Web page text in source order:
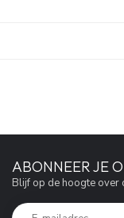
ABONNEER JE
Blijf op de hoogte over